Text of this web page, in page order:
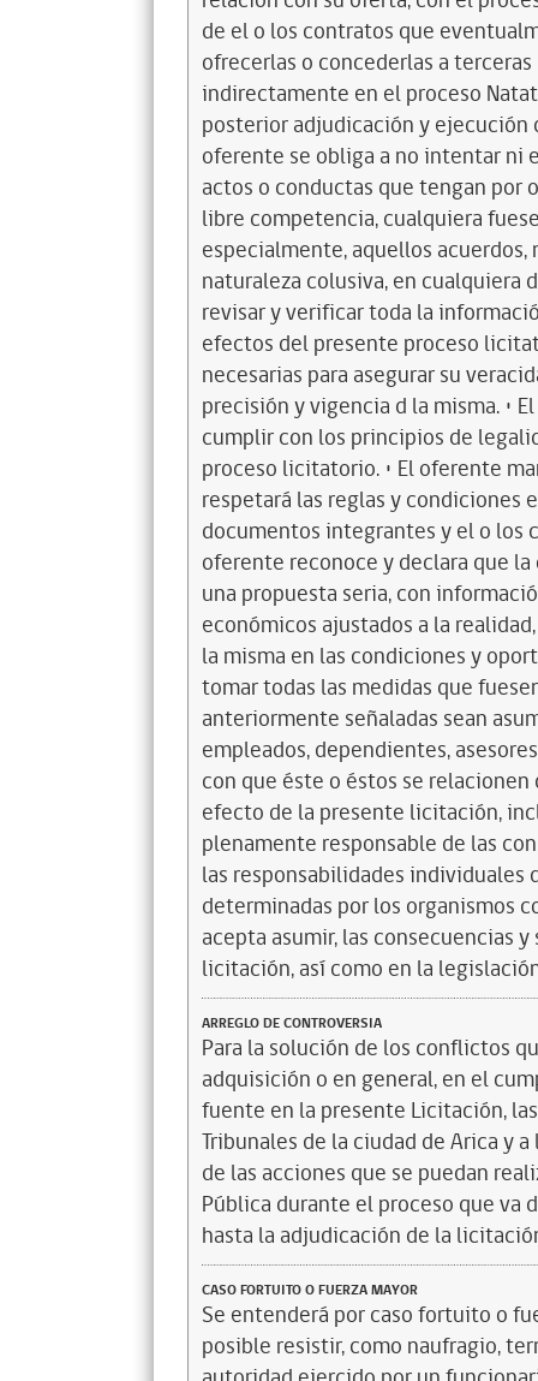
de el o los contratos que
ofrecerlas o concederlas a
indirectamente en el proceso
posterior adjudicación y ejecución
oferente se obliga a no intentar ni
actos o conductas que tengan
libre competencia, cualquiera
especialmente, aquellos
naturaleza colusiva, en cualquiera
revisar y verificar toda la
efectos del presente proceso
necesarias para asegurar su
precisión y vigencia d la misma. •
cumplir con los principios de
proceso licitatorio. • El oferente
respetará las reglas y condiciones
documentos integrantes y el o los
oferente reconoce y declara que
una propuesta seria, con
económicos ajustados a la
la misma en las condiciones y
tomar todas las medidas que
anteriormente señaladas sean
empleados, dependientes,
con que éste o éstos se
efecto de la presente licitación,
plenamente responsable de las
las responsabilidades
determinadas por los organismos
acepta asumir, las consecuencias
licitación, así como en la
ARREGLO DE CONTROVERSIA
Para la solución de los conflictos
adquisición o en general, en el
fuente en la presente Licitación,
Tribunales de la ciudad de Arica y
de las acciones que se puedan
Pública durante el proceso que va
hasta la adjudicación de la
CASO FORTUITO O FUERZA MAYOR
Se entenderá por caso fortuito o
posible resistir, como naufragio,